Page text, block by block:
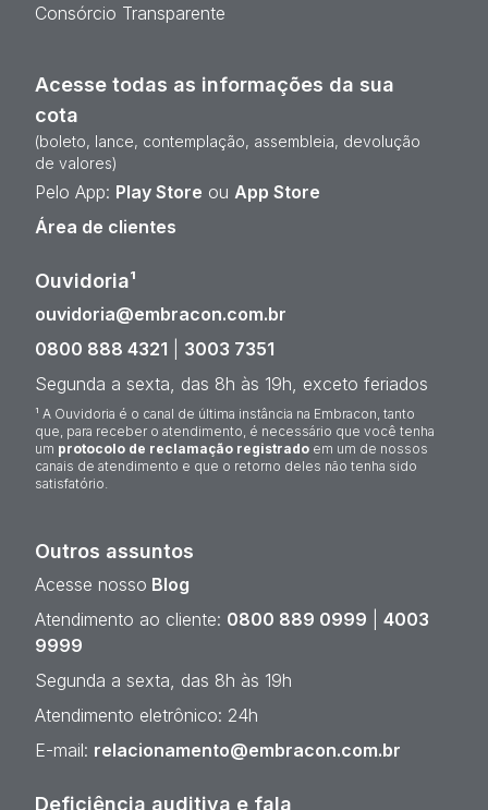
Consórcio Transparente
Acesse todas as informações da sua
cota
(boleto, lance, contemplação, assembleia, devolução
de valores)
Pelo App: Play Store ou App Store
Área de clientes
Ouvidoria¹
ouvidoria@embracon.com.br
0800 888 4321
3003 7351
Segunda a sexta, das 8h às 19h, exceto feriados
¹ A Ouvidoria é o canal de última instância na Embracon, tanto
que, para receber o atendimento, é necessário que você tenha
um protocolo de reclamação registrado em um de nossos
canais de atendimento e que o retorno deles não tenha sido
satisfatório.
Outros assuntos
Acesse nosso Blog
Atendimento ao cliente: 0800 889 0999
4003
9999
Segunda a sexta, das 8h às 19h
Atendimento eletrônico: 24h
E-mail: relacionamento@embracon.com.br
Deficiência auditiva e fala